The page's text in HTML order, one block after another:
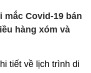
mắc Covid-19 bán
hàng xóm và
tiết về lịch trình di